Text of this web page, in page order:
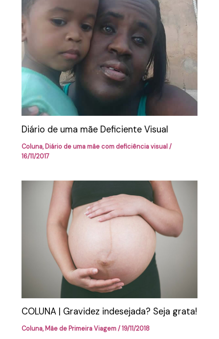
Diário de uma mãe Deficiente Visual
Coluna,Diário de uma mãe com deficiência visual/
16/11/2017
COLUNA | Gravidez indesejada? Seja grata!
Coluna,Mãe de Primeira Viagem/19/11/2018